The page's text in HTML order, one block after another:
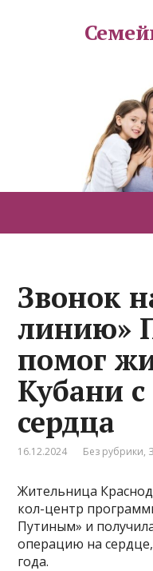
Звонок
линию»
помог
Кубани
сердца
16.12.2024 Без рубрики,
Жительница
кол-центр
Путиным» и
операцию на
года.